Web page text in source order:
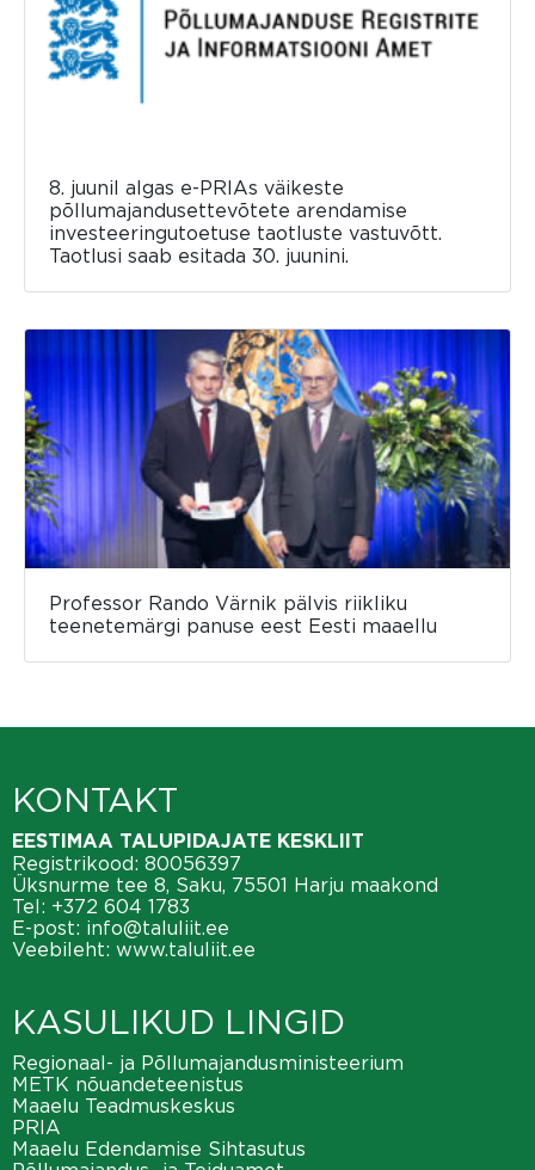
8. juunil algas e-PRIAs väikeste
põllumajandusettevõtete arendamise
investeeringutoetuse taotluste vastuvõtt.
Taotlusi saab esitada 30. juunini.
Professor Rando Värnik pälvis riikliku
teenetemärgi panuse eest Eesti maaellu
KONTAKT
EESTIMAA TALUPIDAJATE KESKLIIT
Registrikood: 80056397
Üksnurme tee 8, Saku, 75501 Harju maakond
Tel: +372 604 1783
E-post: info@taluliit.ee
Veebileht: www.taluliit.ee
KASULIKUD LINGID
Regionaal- ja Põllumajandusministeerium
METK nõuandeteenistus
Maaelu Teadmuskeskus
PRIA
Maaelu Edendamise Sihtasutus